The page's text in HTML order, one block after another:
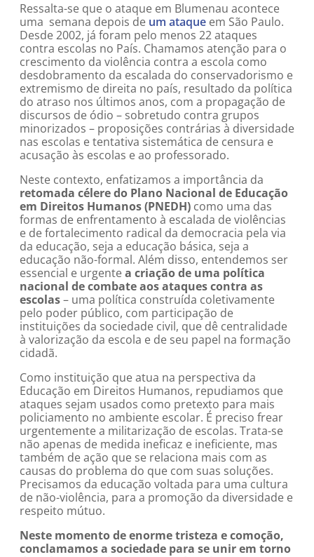
Ressalta-se que o ataque em Blumenau acontece
uma semana depois de um ataque em São Paulo.
Desde 2002, já foram pelo menos 22 ataques
contra escolas no País. Chamamos atenção para o
crescimento da violência contra a escola como
desdobramento da escalada do conservadorismo e
extremismo de direita no país, resultado da política
do atraso nos últimos anos, com a propagação de
discursos de ódio – sobretudo contra grupos
minorizados – proposições contrárias à diversidade
nas escolas e tentativa sistemática de censura e
acusação às escolas e ao professorado.
Neste contexto, enfatizamos a importância da
retomada célere do Plano Nacional de Educação
em Direitos Humanos (PNEDH) como uma das
formas de enfrentamento à escalada de violências
e de fortalecimento radical da democracia pela via
da educação, seja a educação básica, seja a
educação não-formal. Além disso, entendemos ser
essencial e urgentea criação de uma política
nacional de combate aos ataques contra as
escolas– uma política construída coletivamente
pelo poder público, com participação de
instituições da sociedade civil, que dê centralidade
à valorização da escola e de seu papel na formação
cidadã.
Como instituição que atua na perspectiva da
Educação em Direitos Humanos, repudiamos que
ataques sejam usados como pretexto para mais
policiamento no ambiente escolar. É preciso frear
urgentemente a militarização de escolas. Trata-se
não apenas de medida ineficaz e ineficiente, mas
também de ação que se relaciona mais com as
causas do problema do que com suas soluções.
Precisamos da educação voltada para uma cultura
de não-violência, para a promoção da diversidade e
respeito mútuo.
Neste momento de enorme tristeza e comoção,
conclamamos a sociedade para se unir em torno